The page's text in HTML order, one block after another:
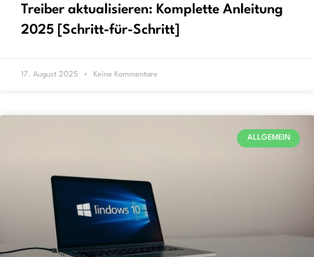
Treiber aktualisieren: Komplette Anleitung
2025 [Schritt-für-Schritt]
17. August 2025 Keine Kommentare
ALLGEMEIN